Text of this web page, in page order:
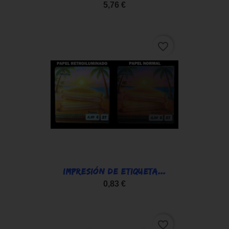
5,76 €
IMPRESIÓN DE ETIQUETA...
0,83 €
favorite_border
favorite_border